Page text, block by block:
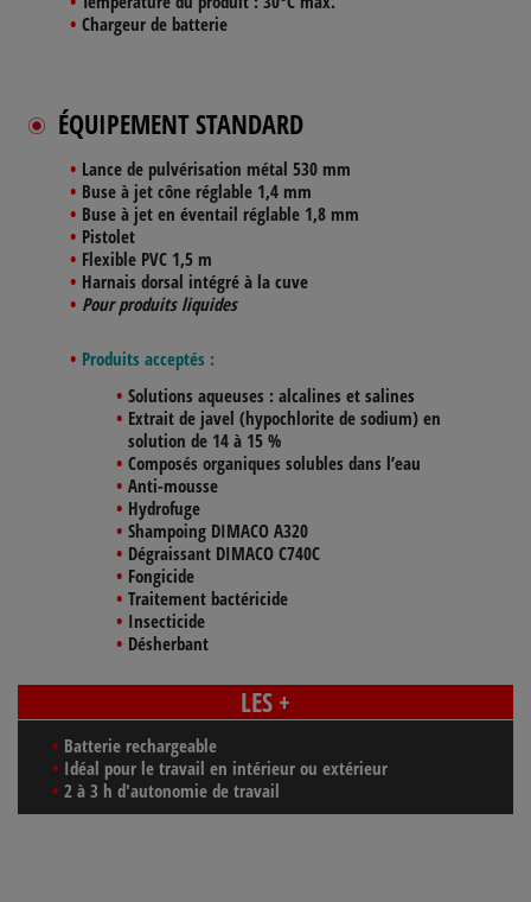
Chargeur de batterie
ÉQUIPEMENT STANDARD
Lance de pulvérisation métal 530 mm
Buse à jet cône réglable 1,4 mm
Buse à jet en éventail réglable 1,8 mm
Pistolet
Flexible PVC 1,5 m
Harnais dorsal intégré à la cuve
Pour produits liquides
Produits acceptés :
Solutions aqueuses : alcalines et salines
Extrait de javel (hypochlorite de sodium) en
solution de 14 à 15 %
Composés organiques solubles dans l’eau
Anti-mousse
Hydrofuge
Shampoing DIMACO A320
Dégraissant DIMACO C740C
Fongicide
Traitement bactéricide
Insecticide
Désherbant
LES +
Batterie rechargeable
Idéal pour le travail en intérieur ou extérieur
2 à 3 h d'autonomie de travail